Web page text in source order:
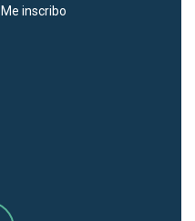
Me inscribo